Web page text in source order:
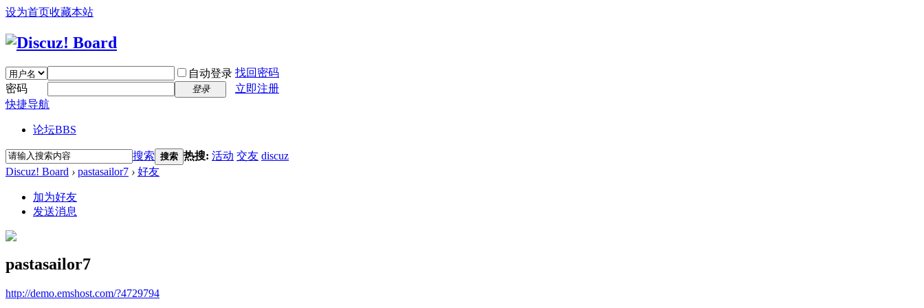
设为首页收藏本站
自动登录 找回密码
密码
登录
立即注册
快捷导航
论坛BBS
搜索 搜索 热搜: 活动 交友 discuz
Discuz! Board › pastasailor7 › 好友
加为好友
发送消息
pastasailor7
http://demo.emshost.com/?4729794